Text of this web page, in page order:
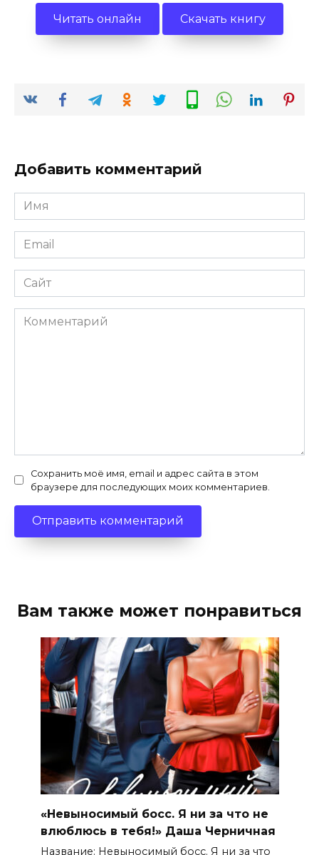
Читать онлайн Скачать книгу
Добавить комментарий
Имя
*
Email
*
Сайт
Комментарий
Сохранить моё имя, email и адрес сайта в этом
браузере для последующих моих комментариев.
Вам также может понравиться
«Невыносимый босс. Я ни за что не
влюблюсь в тебя!» Даша Черничная
Название: Невыносимый босс. Я ни за что